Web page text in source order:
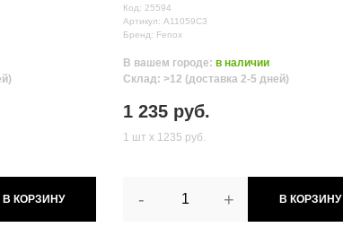
В КОРЗИНУ
Код: 25594
Артикул: A11059C3
Бренд: Fenox
В вашем городе: в наличии
Склад: >12 (доставка 2-5 дней)
1 235 руб.
1 шт х 1235 руб.
- + В КОРЗИНУ